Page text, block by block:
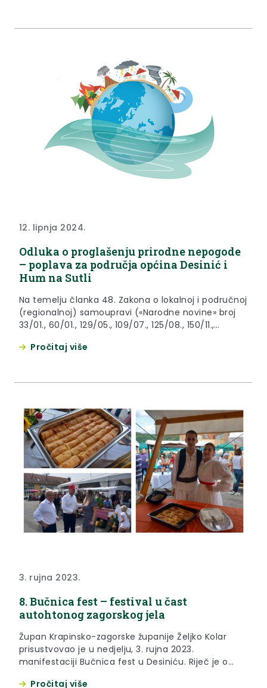
12. lipnja 2024.
Odluka o proglašenju prirodne nepogode
– poplava za područja općina Desinić i
Hum na Sutli
Na temelju članka 48. Zakona o lokalnoj i područnoj
(regionalnoj) samoupravi («Narodne novine» broj
33/01., 60/01., 129/05., 109/07., 125/08., 150/11.,
23. Zakona o ublažavanju i uklanjanju posljedica
Pročitaj više
3. rujna 2023.
8. Bučnica fest – festival u čast
autohtonog zagorskog jela
Župan Krapinsko-zagorske županije Željko Kolar
prisustvovao je u nedjelju, 3. rujna 2023.
manifestaciji Bučnica fest u Desiniću. Riječ je o
Pročitaj više